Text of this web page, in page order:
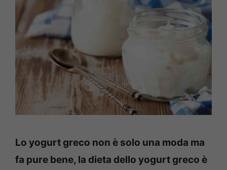
Lo yogurt greco non è solo una moda ma
fa pure bene, la dieta dello yogurt greco è